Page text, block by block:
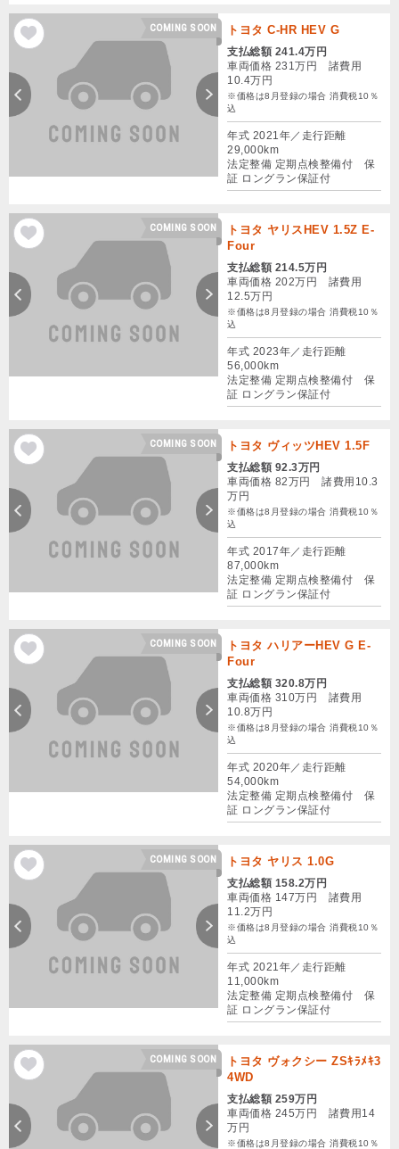
COMING SOON トヨタ C-HR HEV G
支払総額 241.4万円
車両価格 231万円 諸費用
10.4万円
※価格は8月登録の場合 消費税10％
込
年式 2021年／走行距離
29,000km
法定整備 定期点検整備付 保
証 ロングラン保証付
COMING SOON
トヨタ ヤリスHEV 1.5Z E-
Four
支払総額 214.5万円
車両価格 202万円 諸費用
12.5万円
※価格は8月登録の場合 消費税10％
込
年式 2023年／走行距離
56,000km
法定整備 定期点検整備付 保
証 ロングラン保証付
COMING SOON トヨタ ヴィッツHEV 1.5F
支払総額 92.3万円
車両価格 82万円 諸費用10.3
万円
※価格は8月登録の場合 消費税10％
込
年式 2017年／走行距離
87,000km
法定整備 定期点検整備付 保
証 ロングラン保証付
COMING SOON
トヨタ ハリアーHEV G E-
Four
支払総額 320.8万円
車両価格 310万円 諸費用
10.8万円
※価格は8月登録の場合 消費税10％
込
年式 2020年／走行距離
54,000km
法定整備 定期点検整備付 保
証 ロングラン保証付
COMING SOON トヨタ ヤリス 1.0G
支払総額 158.2万円
車両価格 147万円 諸費用
11.2万円
※価格は8月登録の場合 消費税10％
込
年式 2021年／走行距離
11,000km
法定整備 定期点検整備付 保
証 ロングラン保証付
COMING SOON
トヨタ ヴォクシー ZSｷﾗﾒｷ3
4WD
支払総額 259万円
車両価格 245万円 諸費用14
万円
※価格は8月登録の場合 消費税10％